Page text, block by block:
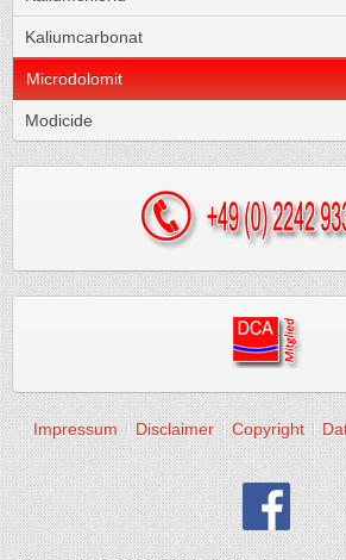
Kaliumcarbonat
Microdolomit
Modicide
Impressum Disclaimer Copyright